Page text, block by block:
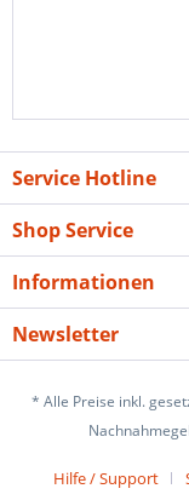
Service Hotline
Shop Service
Informationen
Newsletter
* Alle Preise inkl.
Hilfe / Support